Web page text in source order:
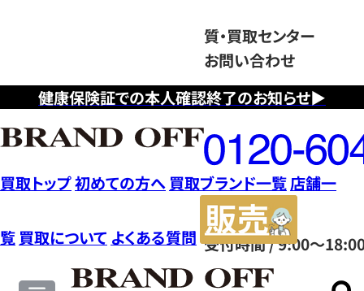
健康保険証での本人確認終了のお知らせ▶
質・買取センター
お問い合わせ
フ
リ
ー
ダ
イ
ヤ
ル
0120604117
受付時間 / 9:00～
買取トップ初めての方へ 買取ブランド一覧店舗一
覧 買取について よくある質問
サ